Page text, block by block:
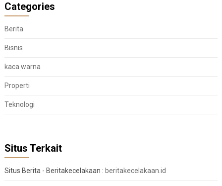
Categories
Berita
Bisnis
kaca warna
Properti
Teknologi
Situs Terkait
Situs Berita - Beritakecelakaan : beritakecelakaan.id